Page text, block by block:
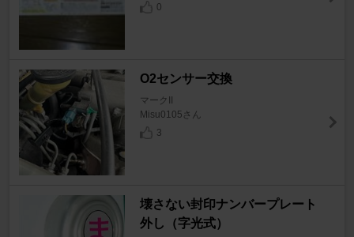
0
O2センサー交換
マークII
Misu0105さん
3
壊さない封印ナンバープレート
外し（字光式）